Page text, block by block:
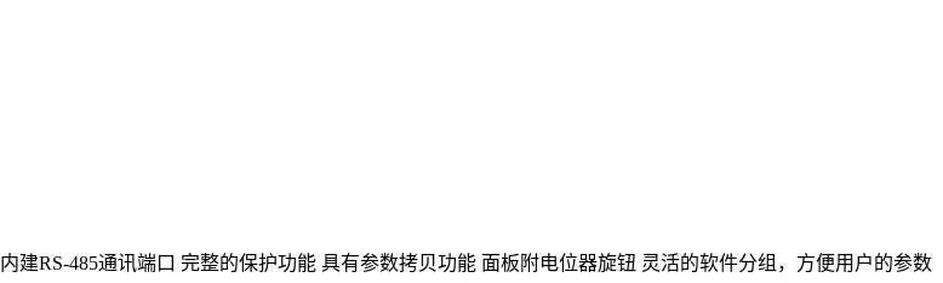
建RS-485通讯端口 完整的保护功能 具有参数拷贝功能 面板附电位器旋钮 灵活的软件分组，方便用户的参数